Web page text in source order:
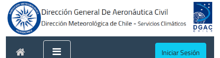
Iniciar Sesión